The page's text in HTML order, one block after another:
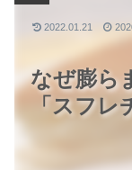
なぜ膨ら
「スフレ
2022.01.21